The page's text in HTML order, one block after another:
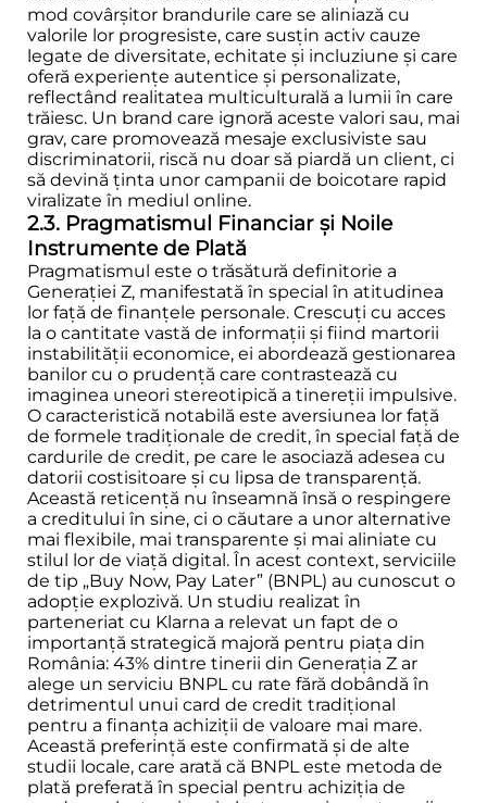
mod covârșitor brandurile care se aliniază cu
valorile lor progresiste, care susțin activ cauze
legate de diversitate, echitate și incluziune și care
oferă experiențe autentice și personalizate,
reflectând realitatea multiculturală a lumii în care
trăiesc. Un brand care ignoră aceste valori sau, mai
grav, care promovează mesaje exclusiviste sau
discriminatorii, riscă nu doar să piardă un client, ci
să devină ținta unor campanii de boicotare rapid
viralizate în mediul online.
2.3. Pragmatismul Financiar și Noile
Instrumente de Plată
Pragmatismul este o trăsătură definitorie a
Generației Z, manifestată în special în atitudinea
lor față de finanțele personale. Crescuți cu acces
la o cantitate vastă de informații și fiind martorii
instabilității economice, ei abordează gestionarea
banilor cu o prudență care contrastează cu
imaginea uneori stereotipică a tinereții impulsive.
O caracteristică notabilă este aversiunea lor față
de formele tradiționale de credit, în special față de
cardurile de credit, pe care le asociază adesea cu
datorii costisitoare și cu lipsa de transparență.
Această reticență nu înseamnă însă o respingere
a creditului în sine, ci o căutare a unor alternative
mai flexibile, mai transparente și mai aliniate cu
stilul lor de viață digital. În acest context, serviciile
de tip „Buy Now, Pay Later” (BNPL) au cunoscut o
adopție explozivă. Un studiu realizat în
parteneriat cu Klarna a relevat un fapt de o
importanță strategică majoră pentru piața din
România: 43% dintre tinerii din Generația Z ar
alege un serviciu BNPL cu rate fără dobândă în
detrimentul unui card de credit tradițional
pentru a finanța achiziții de valoare mai mare.
Această preferință este confirmată și de alte
studii locale, care arată că BNPL este metoda de
plată preferată în special pentru achiziția de